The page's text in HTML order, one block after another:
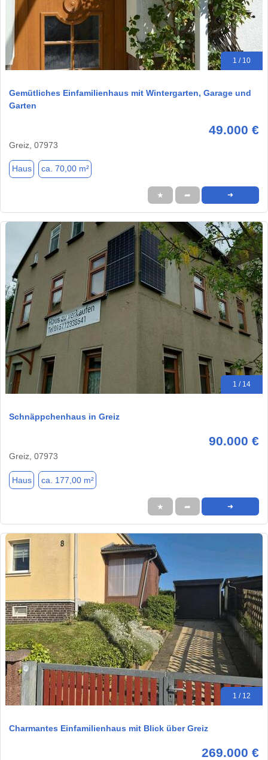
1 / 10
Gemütliches Einfamilienhaus mit Wintergarten, Garage und
Garten
49.000 €
Greiz, 07973
Haus ca. 70,00 m²
★ ➦ ➜
1 / 14
Schnäppchenhaus in Greiz
90.000 €
Greiz, 07973
Haus ca. 177,00 m²
★ ➦ ➜
1 / 12
Charmantes Einfamilienhaus mit Blick über Greiz
269.000 €